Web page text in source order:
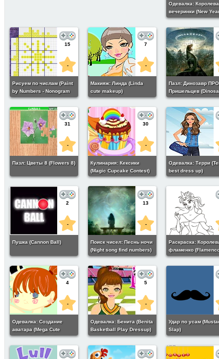
Одевалка: Королева
вечеринки (New
Beauty Queen Dress
15
-
Рисуем по числам (Paint
by Numbers - Nonogram
Puzzle #10)
7
-
Макияж: Линда (Linda
cute makeup)
Пазл: Динозавр
Пришельцев
vs Aliens Jigsaw)
31
-
Пазл: Цветы 8 (Flowers 8)
30
-
Кулинария: Кексики
(Magic Cupcake Contest)
Одевалка: Терри
best dress up)
2
-
Пушка (Cannon Ball)
13
-
Поиск чисел: Песнь ночи
(Night song find numbers)
Раскраска:
фламенко
Princess)
4
-
Одевалка: Создание
аватара (Mega Cute
Avatar Dress Up Game.)
5
-
Одевалка: Бенита (Benita
Basketball Play Dressup)
Удар по усам
Slap)